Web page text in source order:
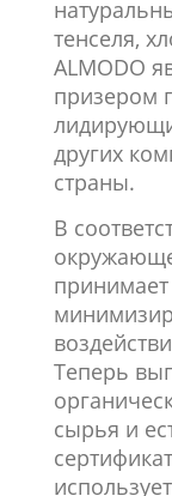
тенселя,
ALMODO
призером
других
страны.
В
Теперь
сырья и